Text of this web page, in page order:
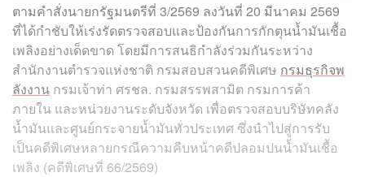
ตามคำสั่งนายกรัฐมนตรีที่ 3/2569 ลงวันที่ 20 มีนาคม 2569
ที่ได้กำชับให้เร่งรัดตรวจสอบและป้องกันการกักตุนน้ำมันเชื้อ
เพลิงอย่างเด็ดขาด โดยมีการสนธิกำลังร่วมกันระหว่าง
สำนักงานตำรวจแห่งชาติ กรมสอบสวนคดีพิเศษ กรมธุรกิจพ
ลังงาน กรมเจ้าท่า ศรชล. กรมสรรพสามิต กรมการค้า
ภายใน และหน่วยงานระดับจังหวัด เพื่อตรวจสอบบริษัทคลัง
น้ำมันและศูนย์กระจายน้ำมันทั่วประเทศ ซึ่งนำไปสู่การรับ
เป็นคดีพิเศษหลายกรณีความคืบหน้าคดีปลอมปนน้ำมันเชื้อ
เพลิง (คดีพิเศษที่ 66/2569)